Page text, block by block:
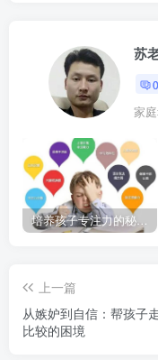
苏
0
家
培养孩子专注力的秘密：让他们在学习和生活中如鱼得水的技巧
上一篇
从嫉妒到自信：帮孩子
比较的困境